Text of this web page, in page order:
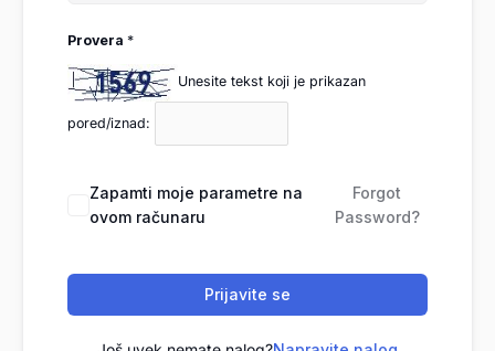
Provera *
Unesite tekst koji je prikazan
pored/iznad:
Zapamti moje parametre na
ovom računaru
Forgot
Password?
Prijavite se